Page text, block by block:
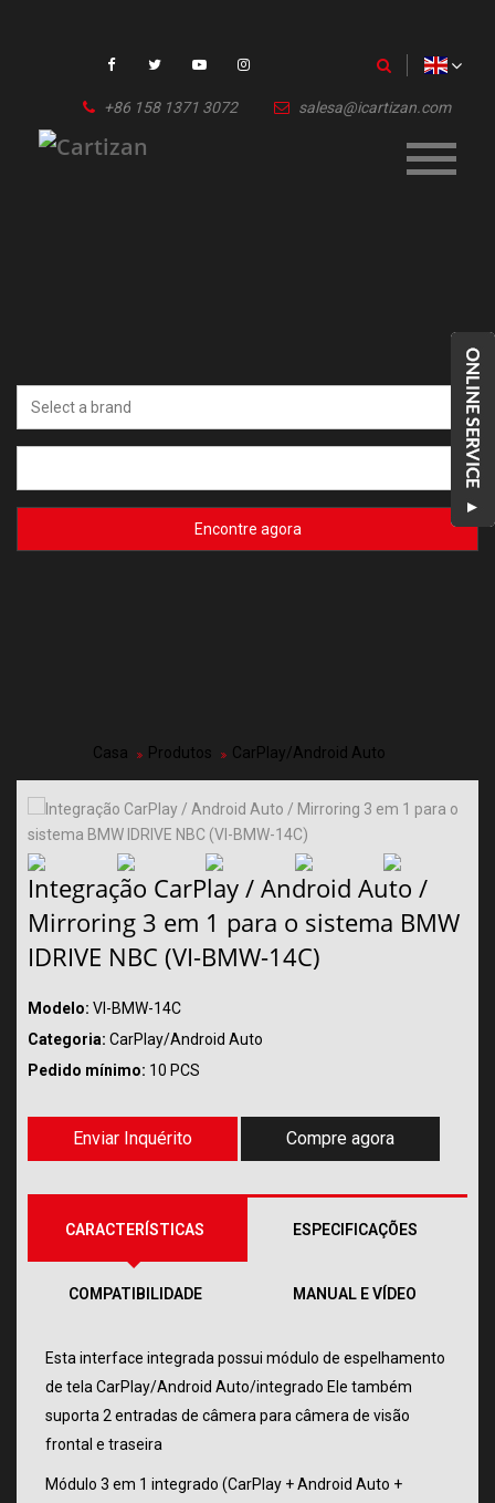
+86 158 1371 3072 salesa@icartizan.com
Encontre agora
Casa Produtos CarPlay/Android Auto
Integração CarPlay / Android Auto /
Mirroring 3 em 1 para o sistema BMW
IDRIVE NBC (VI-BMW-14C)
Modelo: VI-BMW-14C
Categoria: CarPlay/Android Auto
Pedido mínimo: 10 PCS
Enviar Inquérito Compre agora
CARACTERÍSTICAS ESPECIFICAÇÕES
COMPATIBILIDADE MANUAL E VÍDEO
Esta interface integrada possui módulo de espelhamento
de tela CarPlay/Android Auto/integrado Ele também
suporta 2 entradas de câmera para câmera de visão
frontal e traseira
Módulo 3 em 1 integrado (CarPlay + Android Auto +